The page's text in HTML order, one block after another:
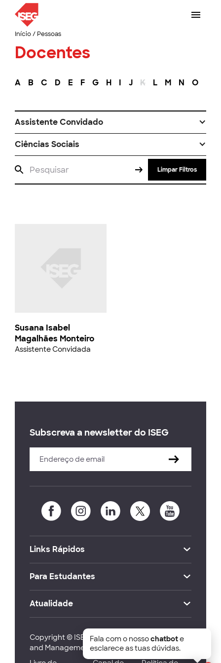
Início/ Pessoas
Docentes
A B C D E F G H I J K L M N O
Assistente Convidado
Ciências Sociais
Limpar Filtros
Susana Isabel
Magalhães Monteiro
Assistente Convidada
Subscreva a newsletter do ISEG
Links Rápidos
Para Estudantes
Atualidade
Copyright © ISEG Lisbon School of Economics
and Management 2026
Fala com o nossochatbote
esclarece as tuas dúvidas.